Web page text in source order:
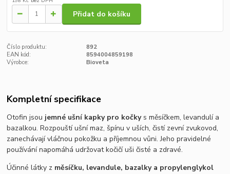
Přidat do košíku
Číslo produktu:
892
EAN kód:
8594004859198
Výrobce:
Bioveta
Kompletní specifikace
Otofin jsou jemné ušní kapky pro kočkys měsíčkem, levandulí a
bazalkou. Rozpouští ušní maz, špínu v uších, čistí zevní zvukovod,
zanechávají vláčnou pokožku a příjemnou vůni. Jeho pravidelné
používání napomáhá udržovat kočičí uši čisté a zdravé.
Účinné látky z měsíčku, levandule, bazalky a propylenglykol